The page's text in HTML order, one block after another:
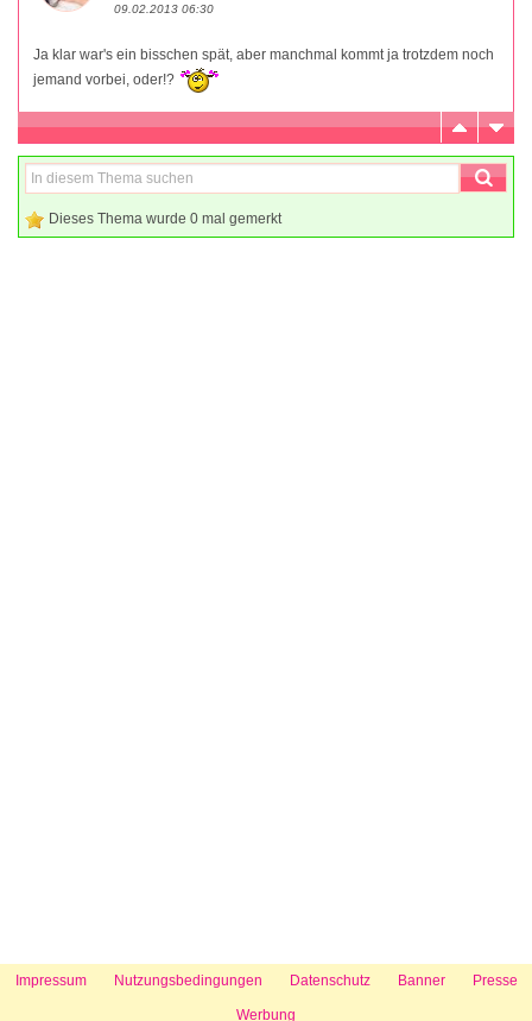
09.02.2013 06:30
Ja klar war's ein bisschen spät, aber manchmal kommt ja trotzdem noch
jemand vorbei, oder!?
Dieses Thema wurde 0 mal gemerkt
Impressum Nutzungsbedingungen Datenschutz Banner Presse
Werbung